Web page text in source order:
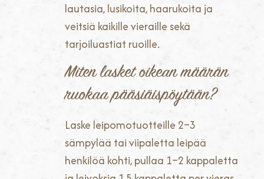
lautasia, lusikoita, haarukoita ja
veitsiä kaikille vieraille sekä
tarjoiluastiat ruoille.
Miten lasket oikean määrän
ruokaa pääsiäispöytään?
Laske leipomotuotteille 2–3
sämpylää tai viipaletta leipää
henkilöä kohti, pullaa 1–2 kappaletta